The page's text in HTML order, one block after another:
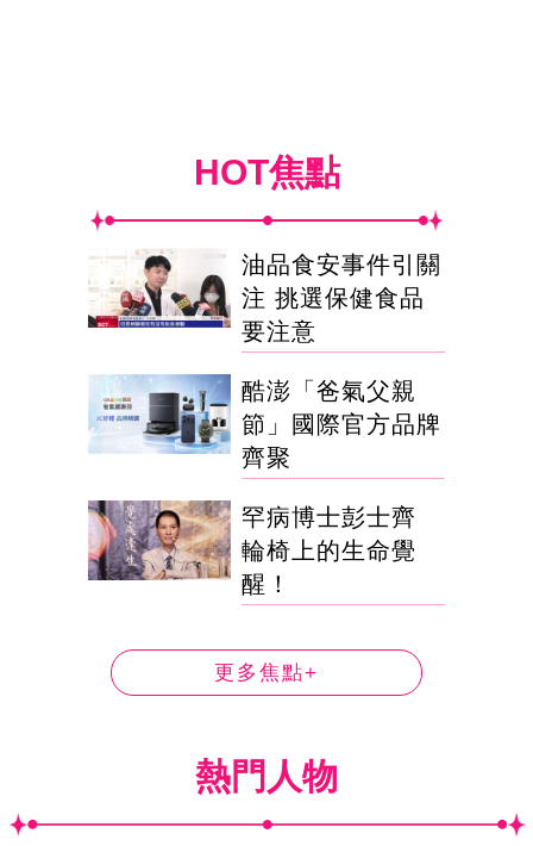
HOT焦點
油品食安事件引關
注 挑選保健食品
要注意
酷澎「爸氣父親
節」國際官方品牌
齊聚
罕病博士彭士齊
輪椅上的生命覺
醒！
更多焦點+
熱門人物